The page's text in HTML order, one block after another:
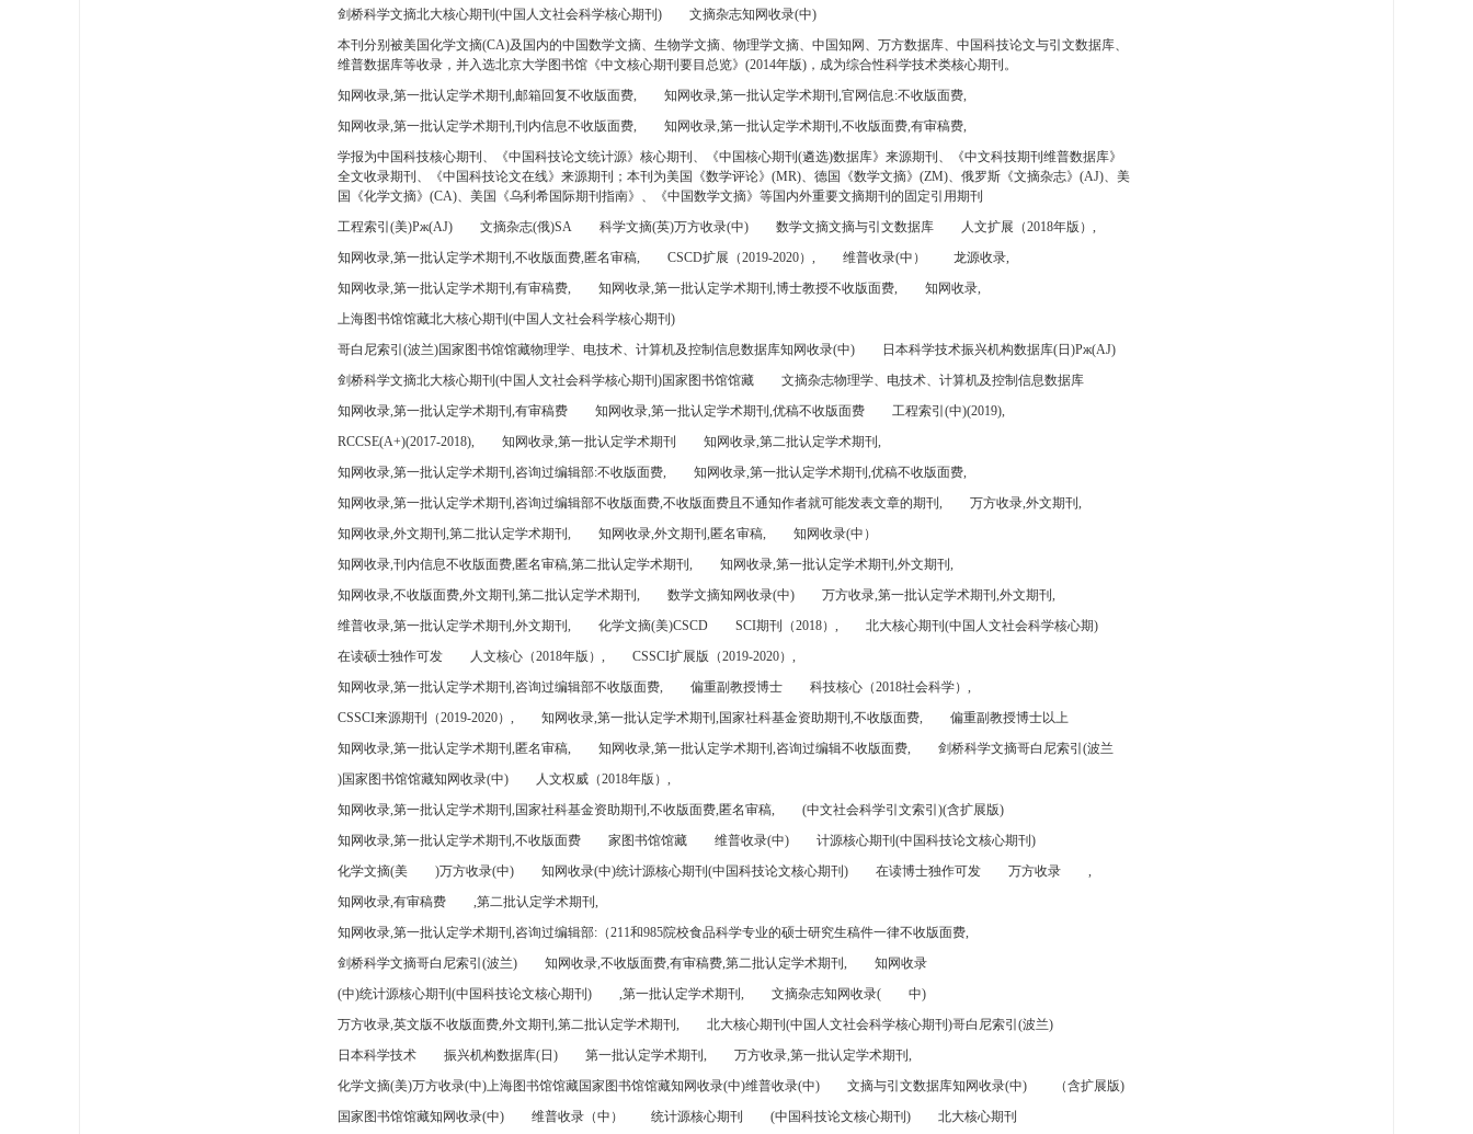
剑桥科学文摘北大核心期刊(中国人文社会科学核心期刊)
文摘杂志知网收录(中)
本刊分别被美国化学文摘(CA)及国内的中国数学文摘、生物学文摘、物理学文摘、中国知网、万方数据库、中国科技论文与引文数据库、
维普数据库等收录，并入选北京大学图书馆《中文核心期刊要目总览》(2014年版)，成为综合性科学技术类核心期刊。
知网收录,第一批认定学术期刊,邮箱回复不收版面费,
知网收录,第一批认定学术期刊,官网信息:不收版面费,
知网收录,第一批认定学术期刊,刊内信息不收版面费,
知网收录,第一批认定学术期刊,不收版面费,有审稿费,
学报为中国科技核心期刊、《中国科技论文统计源》核心期刊、《中国核心期刊(遴选)数据库》来源期刊、《中文科技期刊维普数据库》
全文收录期刊、《中国科技论文在线》来源期刊；本刊为美国《数学评论》(MR)、德国《数学文摘》(ZM)、俄罗斯《文摘杂志》(AJ)、美
国《化学文摘》(CA)、美国《乌利希国际期刊指南》、《中国数学文摘》等国内外重要文摘期刊的固定引用期刊
工程索引(美)Pж(AJ)
文摘杂志(俄)SA 科学文摘(英)万方收录(中) 数学文摘文摘与引文数据库
人文扩展（2018年版）,
知网收录,第一批认定学术期刊,不收版面费,匿名审稿,
CSCD扩展（2019-2020）, 维普收录(中）
龙源收录,
知网收录,第一批认定学术期刊,有审稿费,
知网收录,第一批认定学术期刊,博士教授不收版面费,
知网收录,
上海图书馆馆藏北大核心期刊(中国人文社会科学核心期刊)
哥白尼索引(波兰)国家图书馆馆藏物理学、电技术、计算机及控制信息数据库知网收录(中)
日本科学技术振兴机构数据库(日)Pж(AJ)
剑桥科学文摘北大核心期刊(中国人文社会科学核心期刊)国家图书馆馆藏
文摘杂志物理学、电技术、计算机及控制信息数据库
知网收录,第一批认定学术期刊,有审稿费
知网收录,第一批认定学术期刊,优稿不收版面费
工程索引(中)(2019),
RCCSE(A+)(2017-2018),
知网收录,第一批认定学术期刊
知网收录,第二批认定学术期刊,
知网收录,第一批认定学术期刊,咨询过编辑部:不收版面费,
知网收录,第一批认定学术期刊,优稿不收版面费,
知网收录,第一批认定学术期刊,咨询过编辑部不收版面费,不收版面费且不通知作者就可能发表文章的期刊,
万方收录,外文期刊,
知网收录,外文期刊,第二批认定学术期刊,
知网收录,外文期刊,匿名审稿,
知网收录(中）
知网收录,刊内信息不收版面费,匿名审稿,第二批认定学术期刊,
知网收录,第一批认定学术期刊,外文期刊,
知网收录,不收版面费,外文期刊,第二批认定学术期刊,
数学文摘知网收录(中)
万方收录,第一批认定学术期刊,外文期刊,
维普收录,第一批认定学术期刊,外文期刊,
化学文摘(美)CSCD SCI期刊（2018）,
北大核心期刊(中国人文社会科学核心期)
在读硕士独作可发
人文核心（2018年版）,
CSSCI扩展版（2019-2020）,
知网收录,第一批认定学术期刊,咨询过编辑部不收版面费,
偏重副教授博士
科技核心（2018社会科学）,
CSSCI来源期刊（2019-2020）,
知网收录,第一批认定学术期刊,国家社科基金资助期刊,不收版面费,
偏重副教授博士以上
知网收录,第一批认定学术期刊,匿名审稿,
知网收录,第一批认定学术期刊,咨询过编辑不收版面费,
剑桥科学文摘哥白尼索引(波兰
)国家图书馆馆藏知网收录(中)
人文权威（2018年版）,
知网收录,第一批认定学术期刊,国家社科基金资助期刊,不收版面费,匿名审稿,
(中文社会科学引文索引)(含扩展版)
知网收录,第一批认定学术期刊,不收版面费
家图书馆馆藏 维普收录(中)
计源核心期刊(中国科技论文核心期刊)
化学文摘(美
)万方收录(中) 知网收录(中)统计源核心期刊(中国科技论文核心期刊) 在读博士独作可发 万方收录
,
知网收录,有审稿费
,第二批认定学术期刊,
知网收录,第一批认定学术期刊,咨询过编辑部:（211和985院校食品科学专业的硕士研究生稿件一律不收版面费,
剑桥科学文摘哥白尼索引(波兰)
知网收录,不收版面费,有审稿费,第二批认定学术期刊,
知网收录
(中)统计源核心期刊(中国科技论文核心期刊)
,第一批认定学术期刊, 文摘杂志知网收录(
中)
万方收录,英文版不收版面费,外文期刊,第二批认定学术期刊,
北大核心期刊(中国人文社会科学核心期刊)哥白尼索引(波兰)
日本科学技术
振兴机构数据库(日) 第一批认定学术期刊,
万方收录,第一批认定学术期刊,
化学文摘(美)万方收录(中)上海图书馆馆藏国家图书馆馆藏知网收录(中)维普收录(中)
文摘与引文数据库知网收录(中)
（含扩展版)
国家图书馆馆藏知网收录(中)
维普收录（中） 统计源核心期刊 (中国科技论文核心期刊)
北大核心期刊